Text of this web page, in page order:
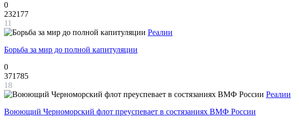
0
232177
11
Реалии
Борьба за мир до полной капитуляции
0
371785
18
Реалии
Воюющий Черноморский флот преуспевает в состязаниях ВМФ России